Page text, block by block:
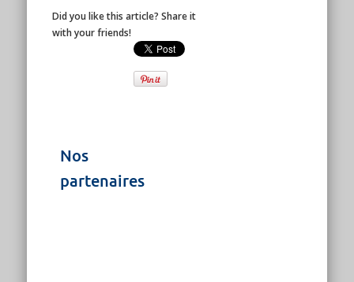
Did you like this article? Share it
with your friends!
Nos
partenaires